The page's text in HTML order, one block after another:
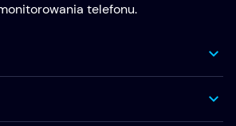
telefonu.